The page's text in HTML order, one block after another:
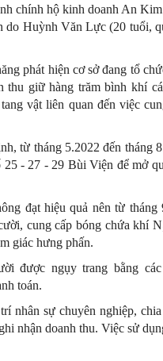
chính hộ kinh doanh An
do Huỳnh Văn Lực (20 tuổi,
phát hiện cơ sở đang tổ
thu giữ hàng trăm bình khí
vật liên quan đến việc
từ tháng 5.2022 đến tháng
25 - 27 - 29 Bùi Viện để mở
đạt hiệu quả nên từ tháng
cung cấp bóng chứa khí
giác hưng phấn.
được ngụy trang bằng
toán.
nhân sự chuyên nghiệp,
nhận doanh thu. Việc sử